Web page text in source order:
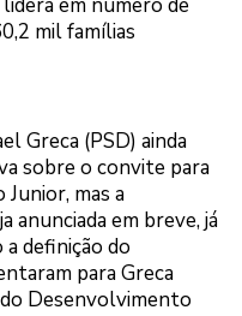
mil famílias
Greca (PSD) ainda
sobre o convite para
mas a
anunciada em breve, já
definição do
para Greca
Desenvolvimento